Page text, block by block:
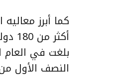
كما أبرز
النصف الأول من